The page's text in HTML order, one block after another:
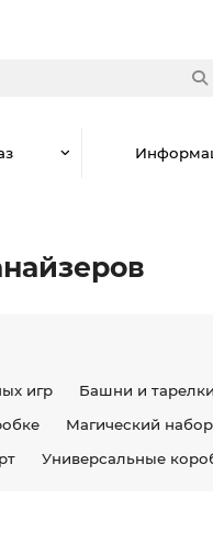
игр Башни и
Магический набор
Универсальные